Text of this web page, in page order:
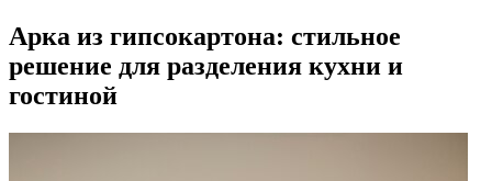
Арка из гипсокартона: стильное
решение для разделения кухни и
гостиной